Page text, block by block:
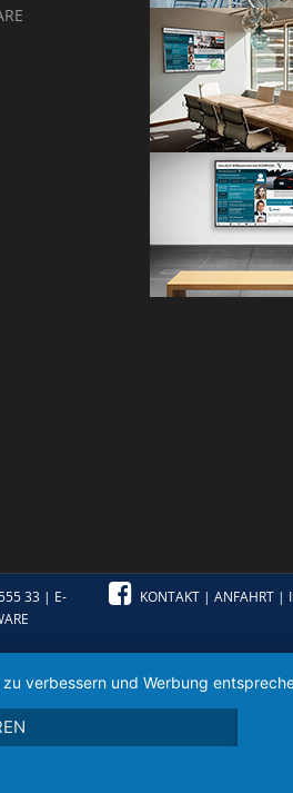
KONTAKT | ANFAHRT |
33 | E-
verbessern und Werbung